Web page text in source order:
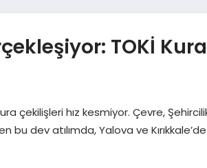
TOKİ
çekilişleri hız kesmiyor. Çevre,
bu dev atılımda, Yalova ve